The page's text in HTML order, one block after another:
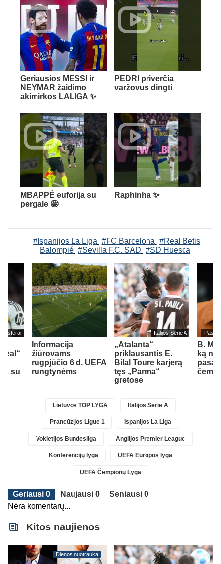
Geriausios MESSI ir
NEYMAR žaidimo
akimirkos LALIGA ✨
PEDRI priverčia
varžovus dingti
MBAPPÉ euforija su
pergale 🤩
Raphinha ✨
#Ispanijos La Liga #FC Barcelona #Real Betis
Balompié #Sevilla F.C. SAD #SD Huesca
su
Informacija
žiūrovams
rugpjūčio 6 d. UEFA
rungtynėms
Italijos Serie A
„Atalanta“
priklausantis E.
Bilal Toure karjerą
tęs „Parma“
gretose
B.
ką
Lietuvos TOP LYGA Italijos Serie A
Prancūzijos Ligue 1 Ispanijos La Liga
Vokietijos Bundesliga Anglijos Premier League
Konferencijų lyga UEFA Europos lyga
UEFA Čempionų Lyga
Geriausi 0 Naujausi 0
Seniausi 0
Nėra komentarų...
Kitos naujienos
Dienos nuotrauka